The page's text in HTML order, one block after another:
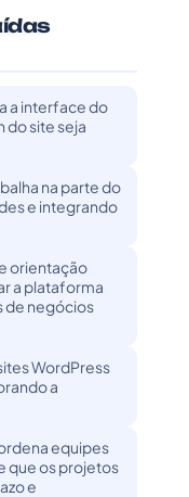
a interface do
do site seja
na parte do
e integrando
orientação
a plataforma
de negócios
WordPress
a
equipes
que os projetos
e